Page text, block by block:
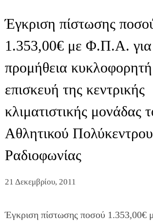
Έγκριση πίστωσης
1.353,00€ με Φ.Π.Α. για
προμήθεια κυκλοφορητή
επισκευή της κεντρικής
κλιματιστικής μονάδας
Αθλητικού Πολύκεντρου
Ραδιοφωνίας
21 Δεκεμβρίου, 2011
Έγκριση πίστωσης ποσού 1.353,00€